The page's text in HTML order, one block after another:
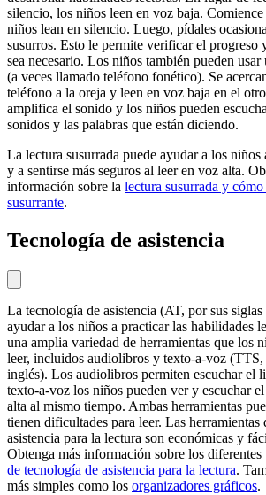
silencio, los niños leen en voz baja.
niños lean en silencio. Luego, pídales
susurros. Esto le permite verificar el progreso
sea necesario. Los niños también pueden
(a veces llamado teléfono fonético). Se
teléfono a la oreja y leen en voz baja en el
amplifica el sonido y los niños pueden
sonidos y las palabras que están diciendo.
La lectura susurrada puede ayudar a los
y a sentirse más seguros al leer en voz alta.
información sobre la lectura susurrada y
susurrante.
Tecnología de asistencia
La tecnología de asistencia (AT, por sus
ayudar a los niños a practicar las habilidades
una amplia variedad de herramientas que los
leer, incluidos audiolibros y texto-a-voz (TTS,
inglés). Los audiolibros permiten escuchar el
texto-a-voz los niños pueden ver y escuchar
alta al mismo tiempo. Ambas herramientas
tienen dificultades para leer. Las herramientas
asistencia para la lectura son económicas y
Obtenga más información sobre los diferentes
de tecnología de asistencia para la lectura.
más simples como los organizadores gráficos.